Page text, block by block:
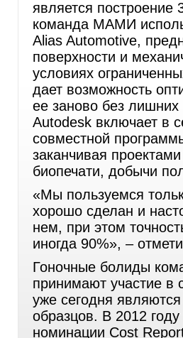
является
команда МАМИ
Alias Automotive,
поверхности и
условиях
дает возможность
ее заново без лишних
Autodesk включает в
совместной
заканчивая
биопечати, добычи
«Мы пользуемся
хорошо сделан и
нем, при этом
иногда 90%», –
Гоночные болиды
принимают участие в
уже сегодня
образцов. В 2012
номинации Cost